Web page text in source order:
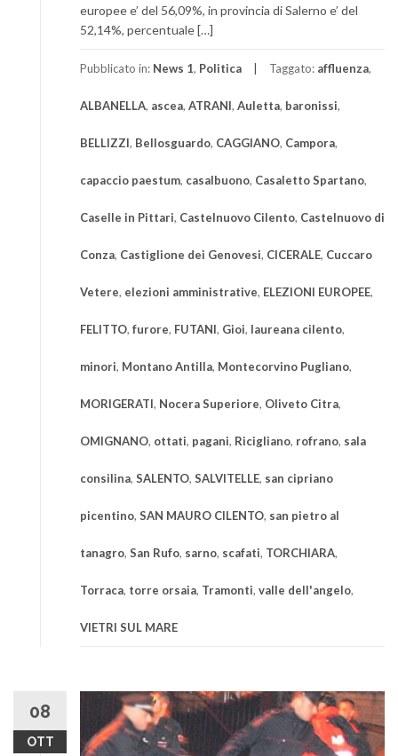
europee e’ del 56,09%, in provincia di Salerno e’ del
52,14%, percentuale […]
Pubblicato in: News 1, Politica Taggato: affluenza,
ALBANELLA, ascea, ATRANI, Auletta, baronissi,
BELLIZZI, Bellosguardo, CAGGIANO, Campora,
capaccio paestum, casalbuono, Casaletto Spartano,
Caselle in Pittari, Castelnuovo Cilento, Castelnuovo di
Conza, Castiglione dei Genovesi, CICERALE, Cuccaro
Vetere, elezioni amministrative, ELEZIONI EUROPEE,
FELITTO, furore, FUTANI, Gioi, laureana cilento,
minori, Montano Antilla, Montecorvino Pugliano,
MORIGERATI, Nocera Superiore, Oliveto Citra,
OMIGNANO, ottati, pagani, Ricigliano, rofrano, sala
consilina, SALENTO, SALVITELLE, san cipriano
picentino, SAN MAURO CILENTO, san pietro al
tanagro, San Rufo, sarno, scafati, TORCHIARA,
Torraca, torre orsaia, Tramonti, valle dell'angelo,
VIETRI SUL MARE
08
OTT